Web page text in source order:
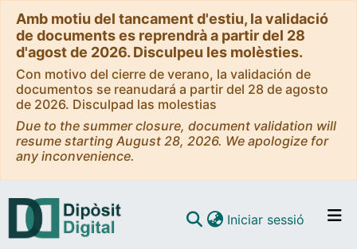
Amb motiu del tancament d'estiu, la validació
de documents es reprendrà a partir del 28
d'agost de 2026. Disculpeu les molèsties.
Con motivo del cierre de verano, la validación de
documentos se reanudará a partir del 28 de agosto
de 2026. Disculpad las molestias
Due to the summer closure, document validation will
resume starting August 28, 2026. We apologize for
any inconvenience.
Iniciar sessió (current)